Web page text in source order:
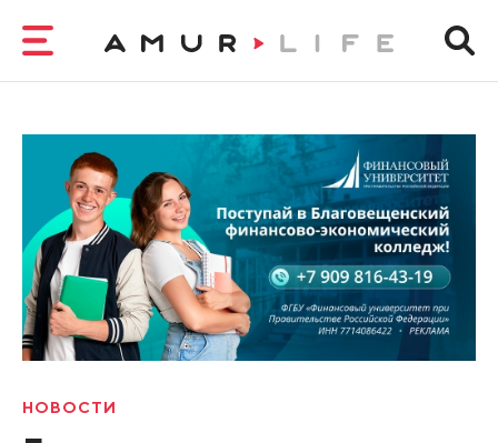
НОВОСТИ